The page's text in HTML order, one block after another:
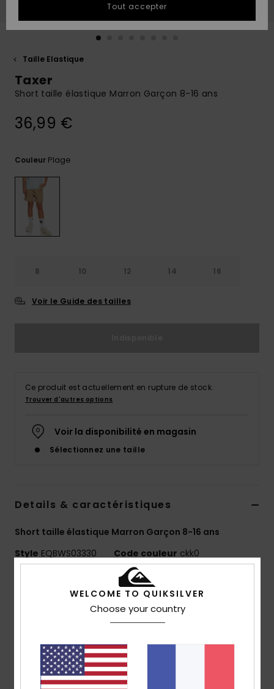
conversation
à votre
question.
la FAQ
Taille Elastique
Taxer
Short taille élastique Marron Garçon 8-16 ans
36,99 €
Couleur Plage
8 10 12 14 16
Voir le Guide des tailles
Ce produit est actuellement en rupture de stock.
Trouver d'autres options
Voir la disponibilité en magasin
Sélectionnez une taille
Details & caractéristiques
Short taille élastique Marron Garçon 8-16 ans
Style EQBWS03330 Code couleur ckk0
mélange de coton et élasthanne
délavage acid wash à la javel pour un
Coupe :coupe regular, classique et confortable
Longueur :15"
taille :taille élastique
WELCOME TO QUIKSILVER
Choose your country
Tout accepter